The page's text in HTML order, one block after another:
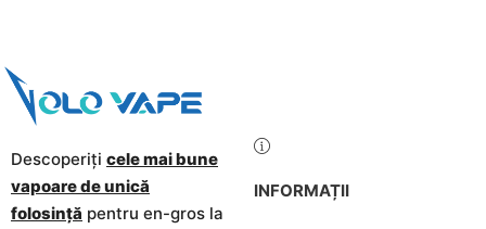
Descoperiți cele mai bune
vapoare de unică
folosință pentru en-gros la
INFORMAȚII